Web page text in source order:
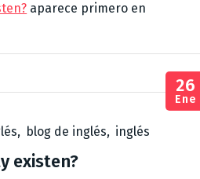
aparece primero en
, blog de inglés, inglés
26
Ene
existen?